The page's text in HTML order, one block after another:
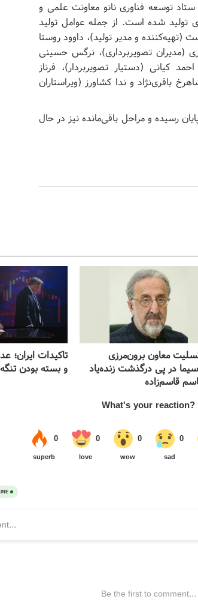
توسعه فناوری نانو معاونت علمی و
تولید شده است. از جمله عوامل تولید
و مدیر تولید)، داوود روستا
(مدیران تصویربرداری)، نرگس حسینی
کیانی (دستیار تصویربردار)، فرناز
باقری‌نژاد و ندا کشاورز (ویراستاران
پایان رسیده و مراحل باقی‌مانده نیز در حال
معاون برون‌مرزی
در پی درگذشت زنده‌یاد
قاسم‌زاده
تاکیدات ایران؛
و بسته بودن